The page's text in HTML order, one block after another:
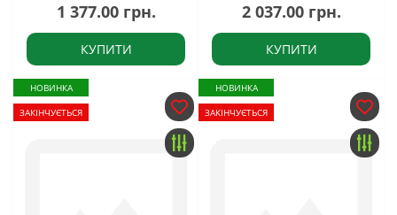
1 377.00 грн.
КУПИТИ
2 037.00 грн.
КУПИТИ
НОВИНКА
ЗАКІНЧУЄТЬСЯ
НОВИНКА
ЗАКІНЧУЄТЬСЯ